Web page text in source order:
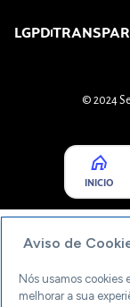
LGPD
© 2024
INICIO
Aviso de
Nós usamos cookies
melhorar a sua